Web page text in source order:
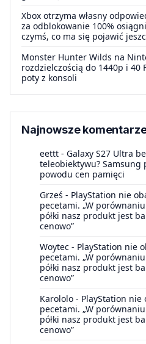
Xbox otrzyma własny
za odblokowanie 100%
czymś, co ma się pojawić
Monster Hunter Wilds na
rozdzielczością do 1440p i 40
poty z konsoli
Najnowsze
eettt - Galaxy S27 Ultra
teleobiektywu? Samsung
powodu cen pamięci
Grześ - PlayStation nie
pecetami. „W
półki nasz produkt jest
cenowo”
Woytec - PlayStation nie
pecetami. „W
półki nasz produkt jest
cenowo”
Karololo - PlayStation nie
pecetami. „W
półki nasz produkt jest
cenowo”